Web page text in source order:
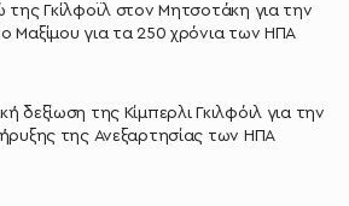
της Γκίλφοϊλ στον Μητσοτάκη για την
Μαξίμου για τα 250 χρόνια των ΗΠΑ
δεξίωση της Κίμπερλι Γκιλφόιλ για την
της Ανεξαρτησίας των ΗΠΑ